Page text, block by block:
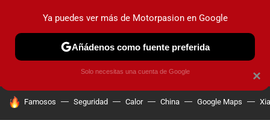
PRUEBAS COCHES ELÉCTRICOS OBSERVATORIO
HOY SE HABLA DE
Famosos Seguridad Calor China Google Maps
×
Ya puedes ver más de Motorpasion en Google
Añádenos como fuente preferida
Solo necesitas una cuenta de Google